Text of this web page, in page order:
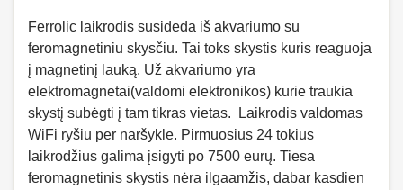
Ferrolic laikrodis susideda iš akvariumo su
feromagnetiniu skysčiu. Tai toks skystis kuris reaguoja
į magnetinį lauką. Už akvariumo yra
elektromagnetai(valdomi elektronikos) kurie traukia
skystį subėgti į tam tikras vietas. Laikrodis valdomas
WiFi ryšiu per naršykle. Pirmuosius 24 tokius
laikrodžius galima įsigyti po 7500 eurų. Tiesa
feromagnetinis skystis nėra ilgaamžis, dabar kasdien